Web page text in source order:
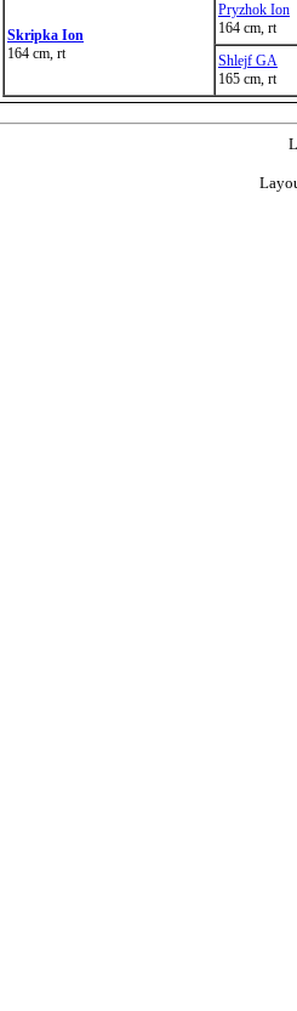
Skripka Ion
164 cm, rt
Pryzhok Ion
164 cm, rt
Shlejf GA
165 cm, rt